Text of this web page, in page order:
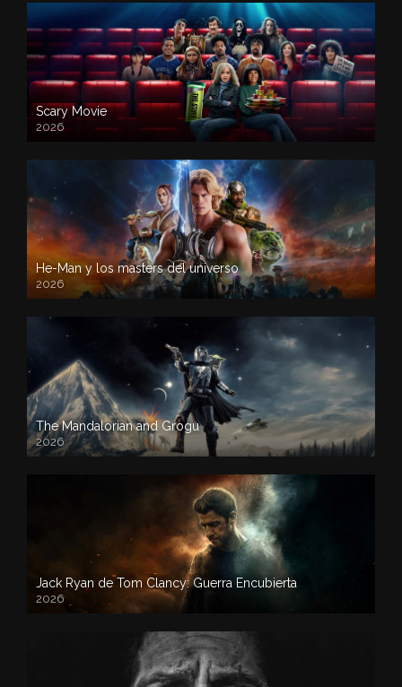
Scary Movie
2026
He-Man y los masters del universo
2026
The Mandalorian and Grogu
2026
Jack Ryan de Tom Clancy: Guerra Encubierta
2026